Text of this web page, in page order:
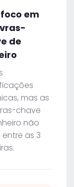
em
de
mas as
chave
não
as 3